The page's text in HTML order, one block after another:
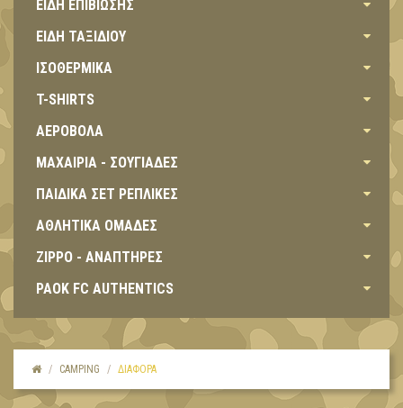
ΕΙΔΗ ΕΠΙΒΙΩΣΗΣ
ΕΙΔΗ ΤΑΞΙΔΙΟΥ
ΙΣΟΘΕΡΜΙΚΑ
T-SHIRTS
ΑΕΡΟΒΟΛΑ
ΜΑΧΑΙΡΙΑ - ΣΟΥΓΙΑΔΕΣ
ΠΑΙΔΙΚΑ ΣΕΤ ΡΕΠΛΙΚΕΣ
ΑΘΛΗΤΙΚΑ ΟΜΑΔΕΣ
ZIPPO - ΑΝΑΠΤΗΡΕΣ
PAOK FC AUTHENTICS
CAMPING ΔΙΑΦΟΡΑ